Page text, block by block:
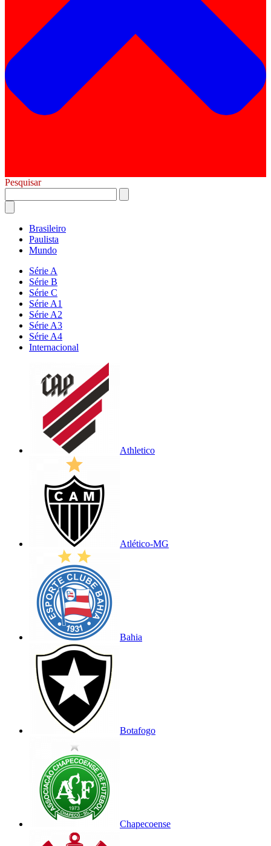
Pesquisar
Brasileiro
Paulista
Mundo
Série A
Série B
Série C
Série A1
Série A2
Série A3
Série A4
Internacional
Athletico
Atlético-MG
Bahia
Botafogo
Chapecoense